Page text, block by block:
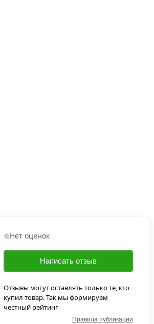
Нет оценок
Написать отзыв
Отзывы могут оставлять только те, кто
купил товар. Так мы формируем
честный рейтинг
Правила публикации